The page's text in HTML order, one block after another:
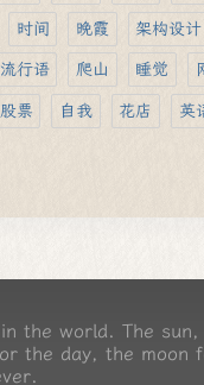
时间 晚霞 架构设计
流行语 爬山 睡觉
股票 自我 花店 英
the world. The sun,
the day, the moon